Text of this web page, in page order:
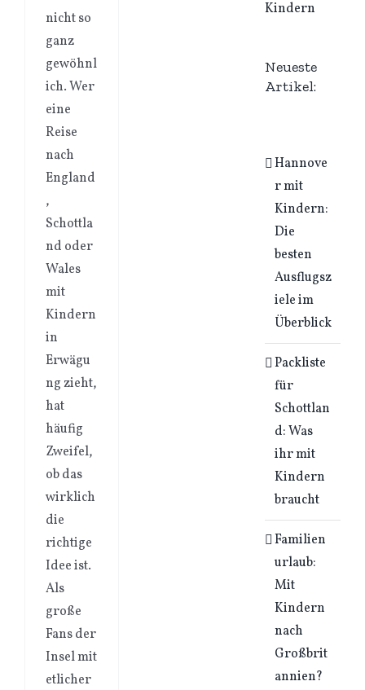
nicht so
ganz
gewöhnl
ich. Wer
eine
Reise
nach
England
,
Schottla
nd oder
Wales
mit
Kindern
in
Erwägu
ng zieht,
hat
häufig
Zweifel,
ob das
wirklich
die
richtige
Idee ist.
Als
große
Fans der
Insel mit
etlicher
Neueste
Artikel:
Hannove
r mit
Kindern:
Die
besten
Ausflugsz
iele im
Überblick
Packliste
für
Schottlan
d: Was
ihr mit
Kindern
braucht
Familien
urlaub:
Mit
Kindern
nach
Großbrit
annien?